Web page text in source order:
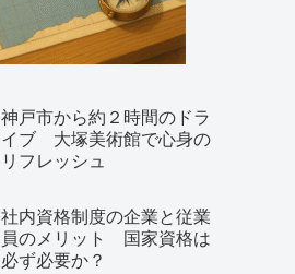
神戸市から約２時間のドラ
イブ 大塚美術館で心身の
リフレッシュ
社内資格制度の企業と従業
員のメリット 国家資格は
必ず必要か？